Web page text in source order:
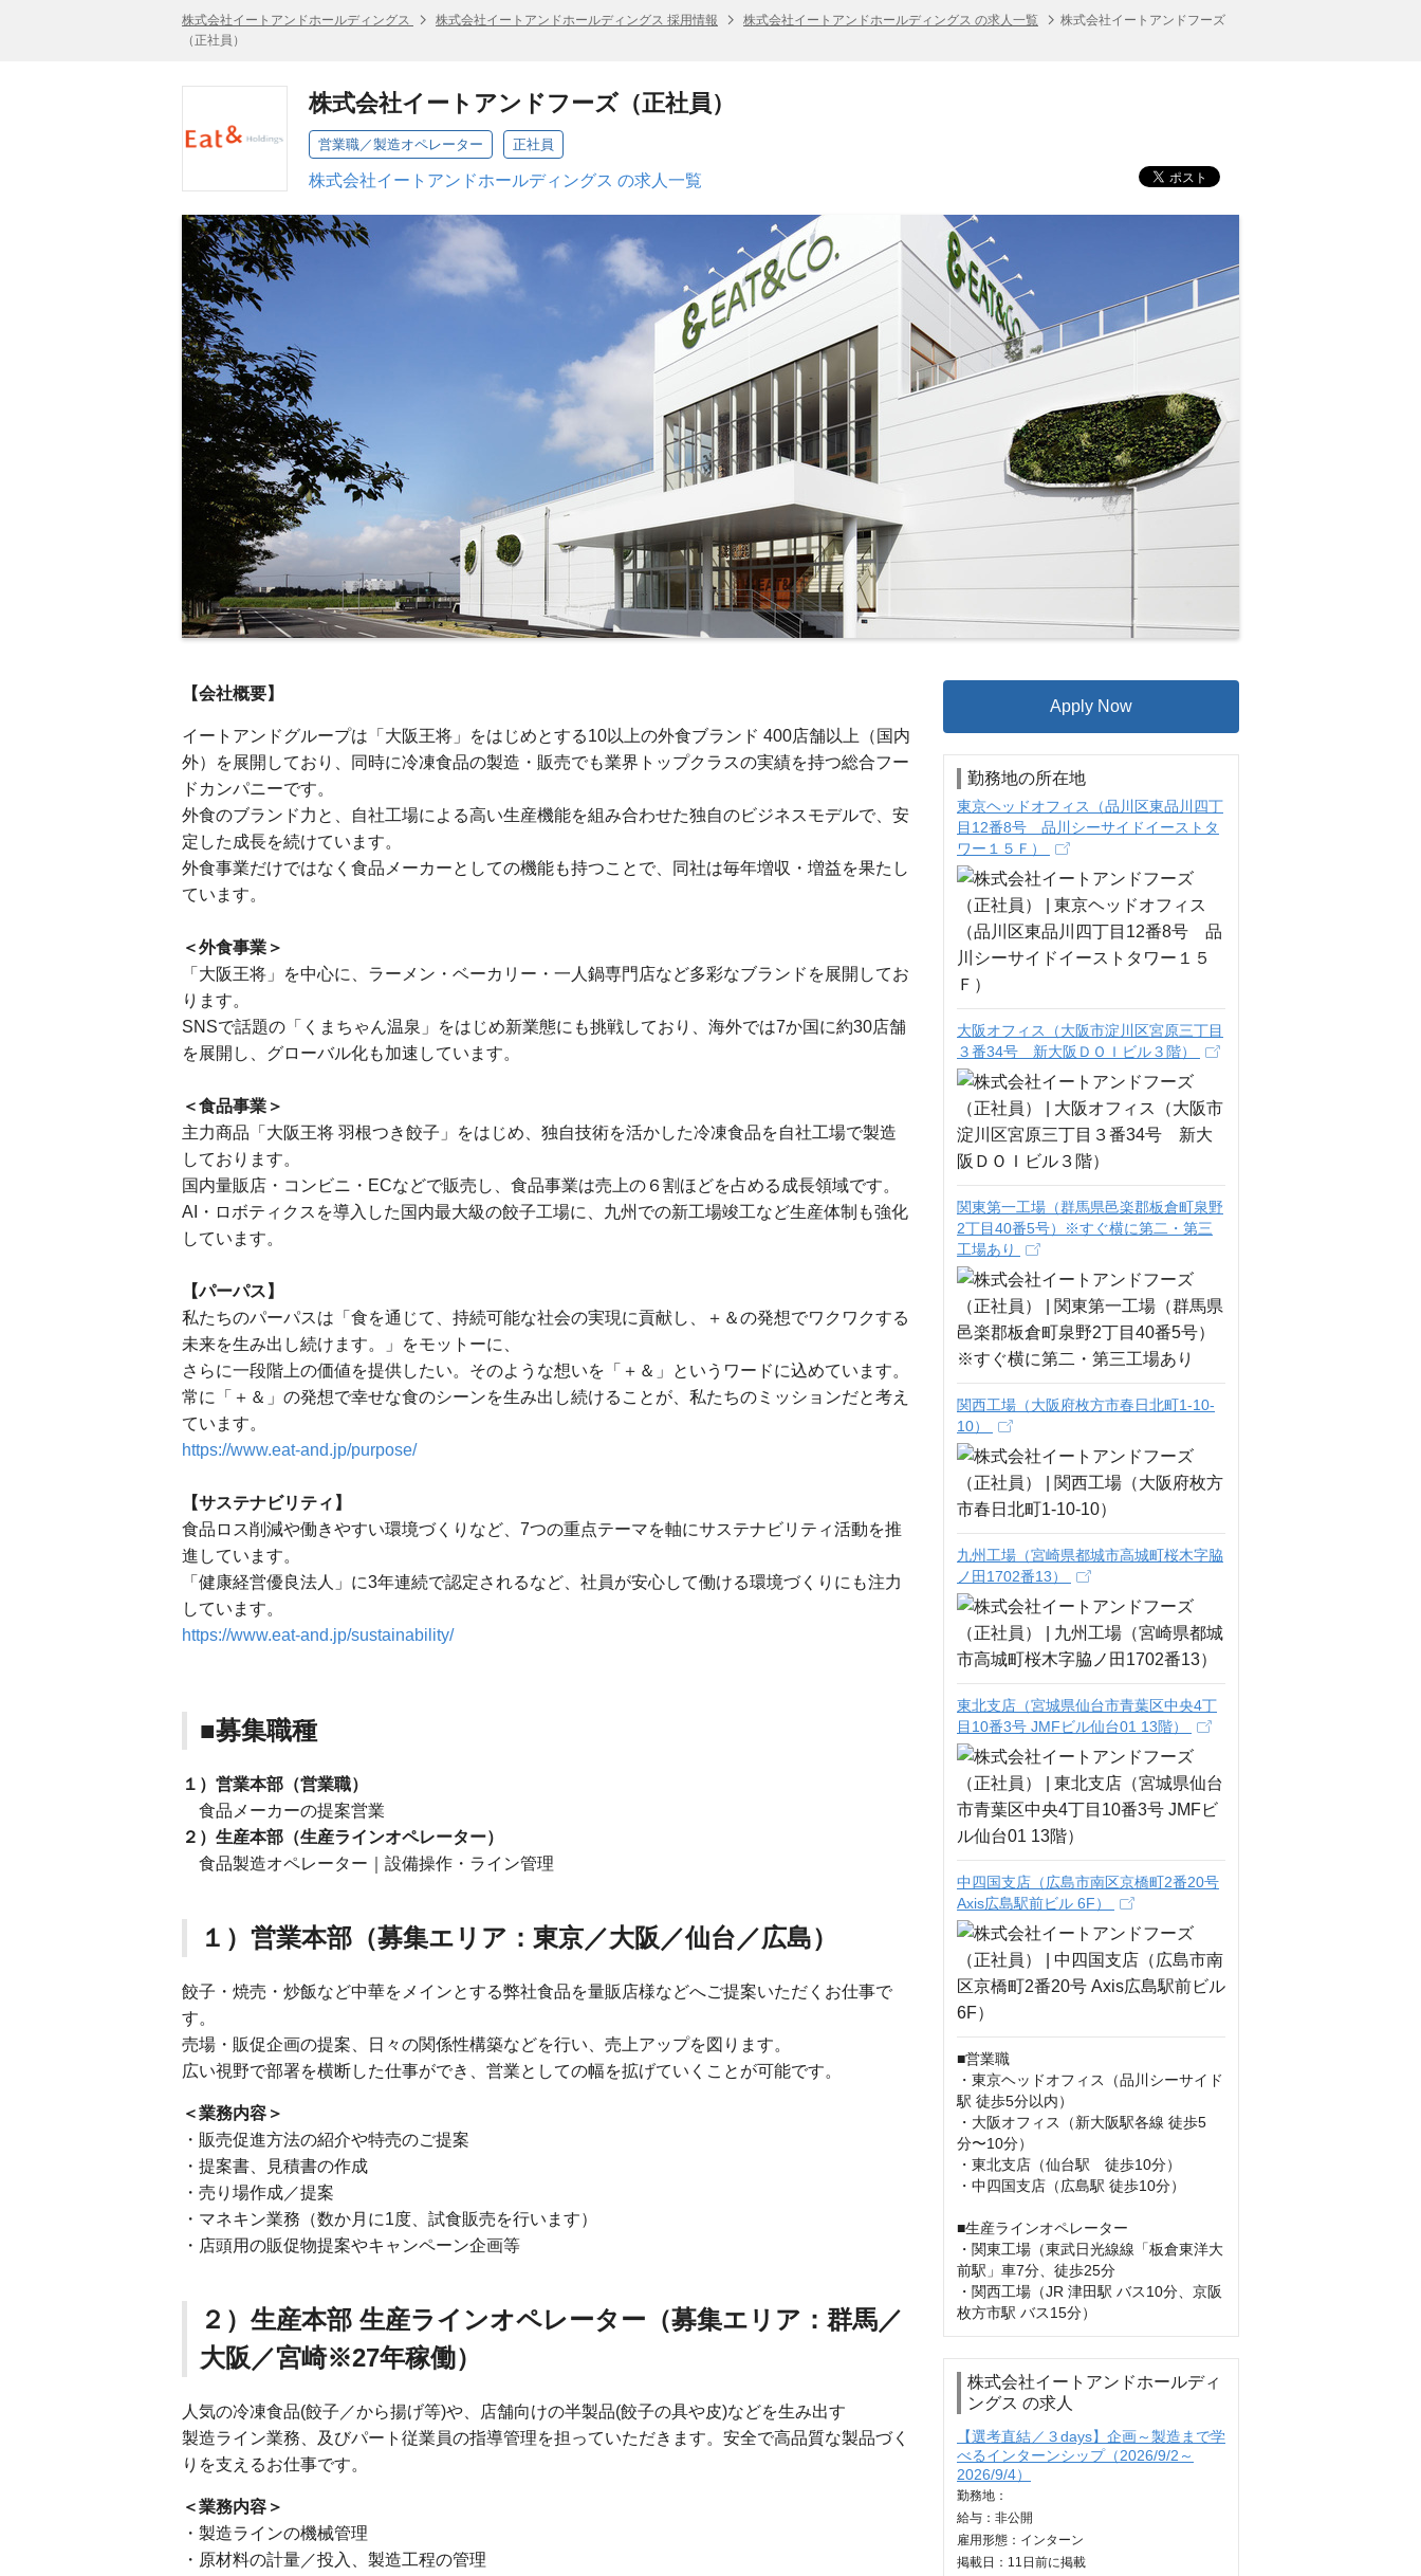
株式会社イートアンドホールディングス 株式会社イートアンドホールディングス 採用情報 株式会社イートアンドホールディングス の求人一覧
株式会社イートアンドフーズ
（正社員）
株式会社イートアンドフーズ（正社員）
営業職／製造オペレーター 正社員
株式会社イートアンドホールディングス の求人一覧
【会社概要】
イートアンドグループは「大阪王将」をはじめとする10以上の外食ブランド 400店舗以上（国内
外）を展開しており、同時に冷凍食品の製造・販売でも業界トップクラスの実績を持つ総合フー
ドカンパニーです。
外食のブランド力と、自社工場による高い生産機能を組み合わせた独自のビジネスモデルで、安
定した成長を続けています。
外食事業だけではなく食品メーカーとしての機能も持つことで、同社は毎年増収・増益を果たし
ています。
＜外食事業＞
「大阪王将」を中心に、ラーメン・ベーカリー・一人鍋専門店など多彩なブランドを展開してお
ります。
SNSで話題の「くまちゃん温泉」をはじめ新業態にも挑戦しており、海外では7か国に約30店舗
を展開し、グローバル化も加速しています。
＜食品事業＞
主力商品「大阪王将 羽根つき餃子」をはじめ、独自技術を活かした冷凍食品を自社工場で製造
しております。
国内量販店・コンビニ・ECなどで販売し、食品事業は売上の６割ほどを占める成長領域です。
AI・ロボティクスを導入した国内最大級の餃子工場に、九州での新工場竣工など生産体制も強化
しています。
【パーパス】
私たちのパーパスは「食を通じて、持続可能な社会の実現に貢献し、＋＆の発想でワクワクする
未来を生み出し続けます。」をモットーに、
さらに一段階上の価値を提供したい。そのような想いを「＋＆」というワードに込めています。
常に「＋＆」の発想で幸せな食のシーンを生み出し続けることが、私たちのミッションだと考え
ています。
https://www.eat-and.jp/purpose/
【サステナビリティ】
食品ロス削減や働きやすい環境づくりなど、7つの重点テーマを軸にサステナビリティ活動を推
進しています。
「健康経営優良法人」に3年連続で認定されるなど、社員が安心して働ける環境づくりにも注力
しています。
https://www.eat-and.jp/sustainability/
■募集職種
１）営業本部（営業職）
食品メーカーの提案営業
２）生産本部（生産ラインオペレーター）
食品製造オペレーター｜設備操作・ライン管理
１）営業本部（募集エリア：東京／大阪／仙台／広島）
餃子・焼売・炒飯など中華をメインとする弊社食品を量販店様などへご提案いただくお仕事で
す。
売場・販促企画の提案、日々の関係性構築などを行い、売上アップを図ります。
広い視野で部署を横断した仕事ができ、営業としての幅を拡げていくことが可能です。
＜業務内容＞
・販売促進方法の紹介や特売のご提案
・提案書、見積書の作成
・売り場作成／提案
・マネキン業務（数か月に1度、試食販売を行います）
・店頭用の販促物提案やキャンペーン企画等
２）生産本部 生産ラインオペレーター（募集エリア：群馬／
大阪／宮崎※27年稼働）
人気の冷凍食品(餃子／から揚げ等)や、店舗向けの半製品(餃子の具や皮)などを生み出す
製造ライン業務、及びパート従業員の指導管理を担っていただきます。安全で高品質な製品づく
りを支えるお仕事です。
＜業務内容＞
・製造ラインの機械管理
・原材料の計量／投入、製造工程の管理
Apply Now
勤務地の所在地
東京ヘッドオフィス（品川区東品川四丁
目12番8号 品川シーサイドイーストタ
ワー１５Ｆ）
大阪オフィス（大阪市淀川区宮原三丁目
３番34号 新大阪ＤＯＩビル３階）
関東第一工場（群馬県邑楽郡板倉町泉野
2丁目40番5号）※すぐ横に第二・第三
工場あり
関西工場（大阪府枚方市春日北町1-10-
10）
九州工場（宮崎県都城市高城町桜木字脇
ノ田1702番13）
東北支店（宮城県仙台市青葉区中央4丁
目10番3号 JMFビル仙台01 13階）
中四国支店（広島市南区京橋町2番20号
Axis広島駅前ビル 6F）
■営業職
・東京ヘッドオフィス（品川シーサイド
駅 徒歩5分以内）
・大阪オフィス（新大阪駅各線 徒歩5
分〜10分）
・東北支店（仙台駅　徒歩10分）
・中四国支店（広島駅 徒歩10分）
■生産ラインオペレーター
・関東工場（東武日光線線「板倉東洋大
前駅」車7分、徒歩25分
・関西工場（JR 津田駅 バス10分、京阪
枚方市駅 バス15分）
株式会社イートアンドホールディ
ングス の求人
【選考直結／３days】企画～製造まで学
べるインターンシップ（2026/9/2～
2026/9/4）
勤務地：
給与： 非公開
雇用形態：インターン
掲載日： 11日 前に掲載